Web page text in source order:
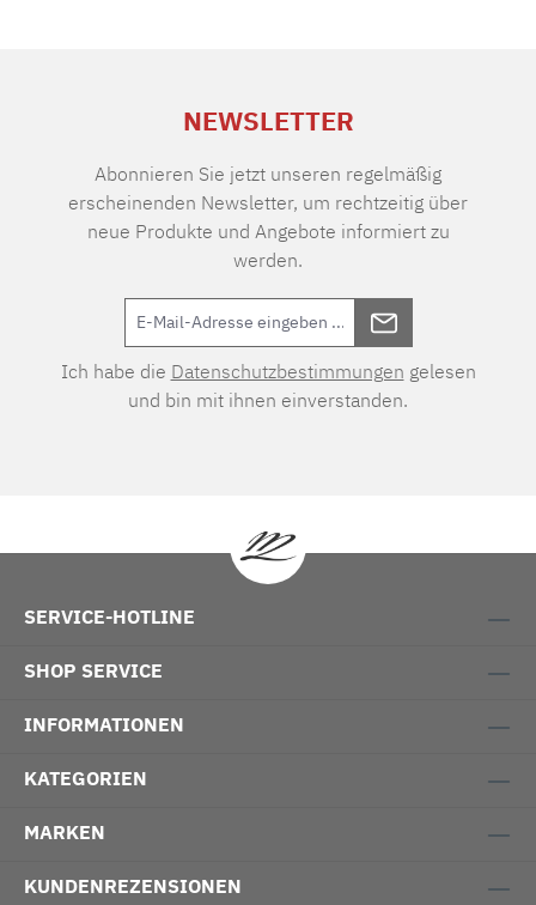
NEWSLETTER
Abonnieren Sie jetzt unseren regelmäßig
erscheinenden Newsletter, um rechtzeitig über
neue Produkte und Angebote informiert zu
werden.
Ich habe die Datenschutzbestimmungen gelesen
und bin mit ihnen einverstanden.
SERVICE-HOTLINE
SHOP SERVICE
INFORMATIONEN
KATEGORIEN
MARKEN
KUNDENREZENSIONEN